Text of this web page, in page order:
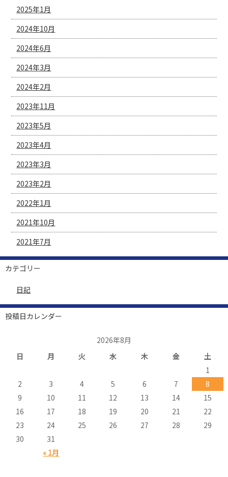
2025年1月
2024年10月
2024年6月
2024年3月
2024年2月
2023年11月
2023年5月
2023年4月
2023年3月
2023年2月
2022年1月
2021年10月
2021年7月
カテゴリー
日記
投稿日カレンダー
2026年8月
日
月 火 水 木 金 土
« 1月
1
2
3 4 5 6 7
8
9
10 11 12 13 14
15
16
17 18 19 20 21
22
23
24 25 26 27 28
29
30
31